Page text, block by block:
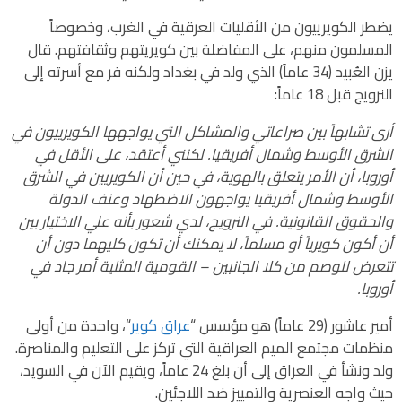
يضطر الكويرييون من الأقليات العرقية في الغرب، وخصوصاً
المسلمون منهم، على المفاضلة بين كويريتهم وثقافتهم. قال
يزن العُبيد (34 عاماً) الذي ولد في بغداد ولكنه فر مع أسرته إلى
النرويج قبل 18 عاماً:
أرى تشابهاً بين صراعاتي والمشاكل التي يواجهها الكويرييون في
الشرق الأوسط وشمال أفريقيا. لكنني أعتقد، على الأقل في
أوروبا، أن الأمر يتعلق بالهوية، في حين أن الكويريين في الشرق
الأوسط وشمال أفريقيا يواجهون الاضطهاد وعنف الدولة
والحقوق القانونية. في النرويج، لدي شعور بأنه علي الاختيار بين
أن أكون كويرياً أو مسلماً، لا يمكنك أن تكون كليهما دون أن
تتعرض للوصم من كلا الجانبين – القومية المثلية أمر جاد في
أوروبا.
أمير عاشور (29 عاماً) هو مؤسس “
عراق كوير“، واحدة من أولى
منظمات مجتمع الميم العراقية التي تركز على التعليم والمناصرة.
ولد ونشأ في العراق إلى أن بلغ 24 عاماً، ويقيم الآن في السويد،
حيث واجه العنصرية والتمييز ضد اللاجئين.